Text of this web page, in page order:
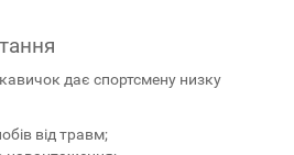
дає спортсмену низку
від травм;